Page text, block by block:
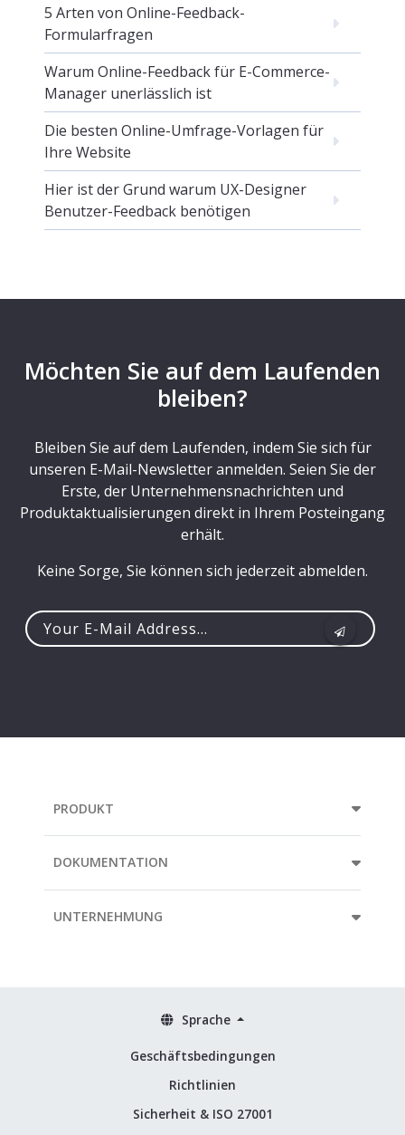
5 Arten von Online-Feedback-
Formularfragen
Warum Online-Feedback für E-Commerce-
Manager unerlässlich ist
Die besten Online-Umfrage-Vorlagen für
Ihre Website
Hier ist der Grund warum UX-Designer
Benutzer-Feedback benötigen
Möchten Sie auf dem Laufenden
bleiben?
Bleiben Sie auf dem Laufenden, indem Sie sich für
unseren E-Mail-Newsletter anmelden. Seien Sie der
Erste, der Unternehmensnachrichten und
Produktaktualisierungen direkt in Ihrem Posteingang
erhält.
Keine Sorge, Sie können sich jederzeit abmelden.
PRODUKT
DOKUMENTATION
UNTERNEHMUNG
Geschäftsbedingungen
Richtlinien
Sicherheit & ISO 27001
Sprache